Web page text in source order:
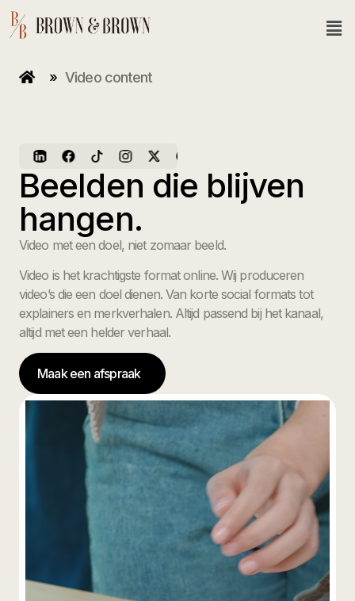
» Video content
Beelden die blijven
hangen.
Video met een doel, niet zomaar beeld.
Video is het krachtigste format online. Wij produceren
video’s die een doel dienen. Van korte social formats tot
explainers en merkverhalen. Altijd passend bij het kanaal,
altijd met een helder verhaal.
Maak een afspraak